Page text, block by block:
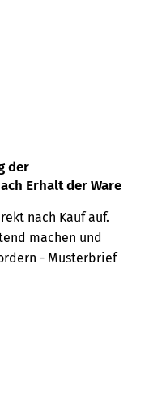
der
Erhalt der Ware
nach Kauf auf.
machen und
- Musterbrief